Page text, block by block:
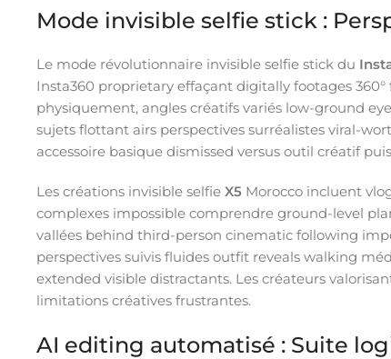
Mode invisible selfie stick :
Le mode révolutionnaire invisible selfie stick du
Insta360 proprietary effaçant digitally footages
physiquement, angles créatifs variés low-ground
sujets flottant airs perspectives surréalistes viral-
accessoire basique dismissed versus outil créatif
Les créations invisible selfie X5 Morocco incluent
complexes impossible comprendre ground-level
vallées behind third-person cinematic following
perspectives suivis fluides outfit reveals walking
extended visible distractants. Les créateurs
limitations créatives frustrantes.
AI editing automatisé : Suite